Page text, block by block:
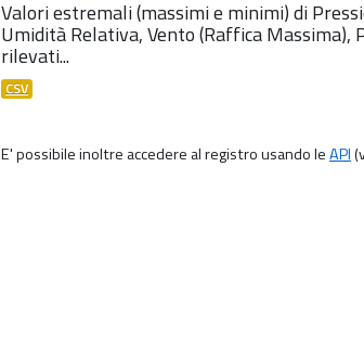
Valori estremali (massimi e minimi) di
Umidità Relativa, Vento (Raffica
rilevati...
CSV
E' possibile inoltre accedere al registro usando leAPI